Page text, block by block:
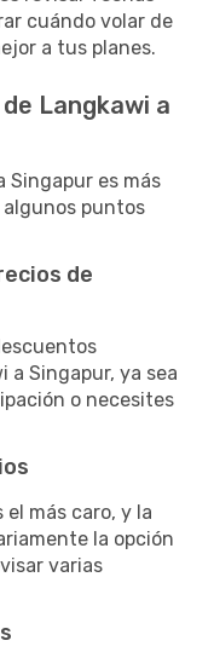
cuándo volar de
a tus planes.
Langkawi a
Singapur es más
puntos
de
a Singapur, ya sea
o necesites
el más caro, y la
la opción
varias